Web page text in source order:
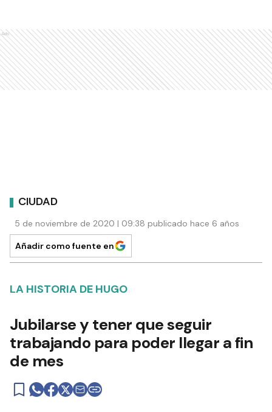
Ads
CIUDAD
5 de noviembre de 2020 | 09:38 publicado hace 6 años
Añadir como fuente en
LA HISTORIA DE HUGO
Jubilarse y tener que seguir
trabajando para poder llegar a fin
de mes